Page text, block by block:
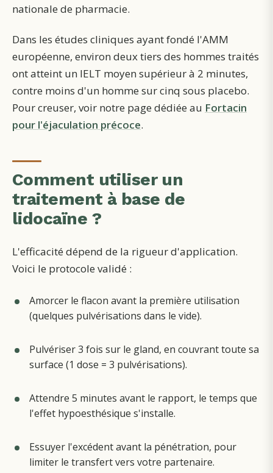
nationale de pharmacie.
Dans les études cliniques ayant fondé l'AMM
européenne, environ deux tiers des hommes traités
ont atteint un IELT moyen supérieur à 2 minutes,
contre moins d'un homme sur cinq sous placebo.
Pour creuser, voir notre page dédiée au Fortacin
pour l'éjaculation précoce.
Comment utiliser un
traitement à base de
lidocaïne ?
L'efficacité dépend de la rigueur d'application.
Voici le protocole validé :
Amorcer le flacon avant la première utilisation
(quelques pulvérisations dans le vide).
Pulvériser 3 fois sur le gland, en couvrant toute sa
surface (1 dose = 3 pulvérisations).
Attendre 5 minutes avant le rapport, le temps que
l'effet hypoesthésique s'installe.
Essuyer l'excédent avant la pénétration, pour
limiter le transfert vers votre partenaire.